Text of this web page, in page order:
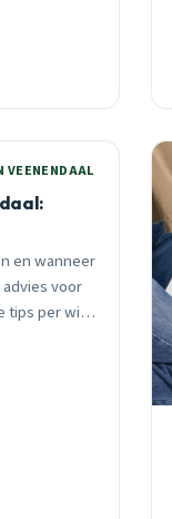
VEENENDAAL
en wanneer
voor
tips per wijk